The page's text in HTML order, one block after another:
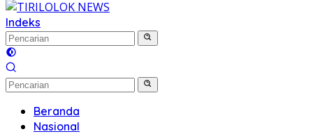
Indeks
Beranda
Nasional